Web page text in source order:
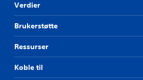
Verdier
Brukerstøtte
Ressurser
Koble til